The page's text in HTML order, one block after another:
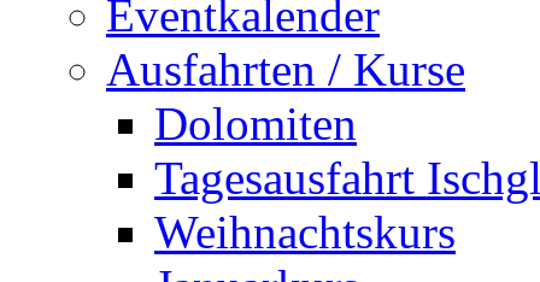
Eventkalender
Ausfahrten / Kurse
Dolomiten
Tagesausfahrt
Weihnachtskurs